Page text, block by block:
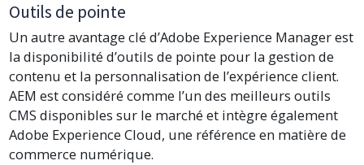
Outils de pointe
Un autre avantage clé d’Adobe Experience Manager est
la disponibilité d’outils de pointe pour la gestion de
contenu et la personnalisation de l’expérience client.
AEM est considéré comme l’un des meilleurs outils
CMS disponibles sur le marché et intègre également
Adobe Experience Cloud, une référence en matière de
commerce numérique.